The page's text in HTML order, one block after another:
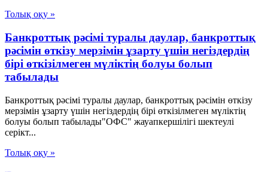
Толық оқу »
Банкроттық рәсімі туралы даулар, банкроттық
рәсімін өткізу мерзімін ұзарту үшін негіздердің
бірі өткізілмеген мүліктің болуы болып
табылады
Банкроттық рәсімі туралы даулар, банкроттық рәсімін өткізу
мерзімін ұзарту үшін негіздердің бірі өткізілмеген мүліктің
болуы болып табылады"ОФС" жауапкершілігі шектеулі
серікт...
Толық оқу »